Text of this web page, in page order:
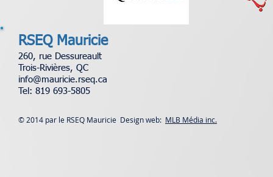
RSEQ Mauricie
260, rue Dessureault
Trois-Rivières, QC
info@mauricie.rseq.ca
Tel: 819 693-5805
© 2014 par le RSEQ Mauricie Design web: MLB Média inc.